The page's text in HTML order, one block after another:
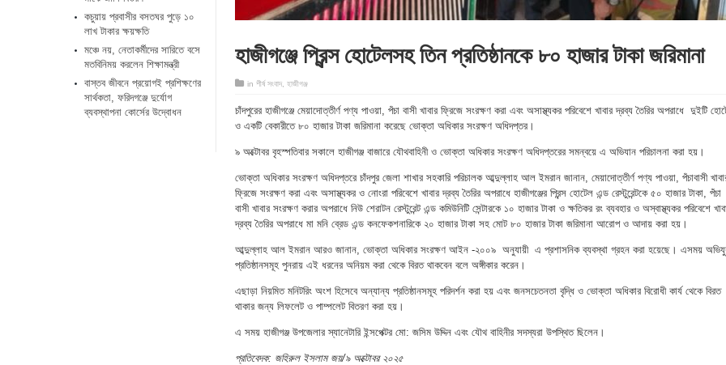
হাজীগঞ্জে প্রিন্স হোটেলসহ তিন প্রতিষ্ঠানকে ৮০ হাজার টাকা জরিমানা
in শীর্ষ সংবাদ হাজীগঞ্জ
চাঁদপুরের হাজীগঞ্জে মেয়াদোত্তীর্ণ পণ্য পাওয়া, পঁচা বাসী খাবার ফ্রিজে সংরক্ষণ করা এবং অসাস্থ্যকর পরিবেশে খাবার দ্রব্য তৈরির অপরাধে দুইটি
ও একটি বেকারীতে ৮০ হাজার টাকা জরিমানা করেছে ভোক্তা অধিকার সংরক্ষণ অধিদপ্তর।
৯ অক্টোবর বৃহস্পতিবার সকালে হাজীগঞ্জ বাজারে যৌথবাহিনী ও ভোক্তা অধিকার সংরক্ষণ অধিদপ্তরের সমন্বয়ে এ অভিযান পরিচালনা করা হয়।
ভোক্তা অধিকার সংরক্ষণ অধিদপ্তরে চাঁদপুর জেলা শাখার সহকারি পরিচালক আব্দুল্লাহ আল ইমরান জানান, মেয়াদোত্তীর্ণ পণ্য পাওয়া, পঁচাবাসী
ফ্রিজে সংরক্ষণ করা এবং অসাস্থ্যকর ও নোংরা পরিবেশে খাবার দ্রব্য তৈরির অপরাধে হাজীগঞ্জের প্রিন্স হোটেল এন্ড রেস্টুরেন্টকে ৫০ হাজার টাকা, পঁচা
বাসী খাবার সংরক্ষণ করার অপরাধে নিউ শেরাটন রেস্টুরেন্ট এন্ড কমিউনিটি সেন্টারকে ১০ হাজার টাকা ও ক্ষতিকর রং ব্যবহার ও অস্বাস্থ্যকর পরিবেশে
দ্রব্য তৈরির অপরাধে মা মনি ব্রেড এন্ড কনফেকশনারিকে ২০ হাজার টাকা সহ মোট ৮০ হাজার টাকা জরিমানা আরোপ ও আদায় করা হয়।
আব্দুল্লাহ আল ইমরান আরও জানান, ভোক্তা অধিকার সংরক্ষণ আইন -২০০৯ অনুযায়ী এ প্রশাসনিক ব্যবস্থা গ্রহন করা হয়েছে। এসময়
প্রতিষ্ঠানসমূহ পুনরায় এই ধরনের অনিয়ম করা থেকে বিরত থাকবেন বলে অঙ্গীকার করেন।
এছাড়া নিয়মিত মনিটরিং অংশ হিসেবে অন্যান্য প্রতিষ্ঠানসমূহ পরিদর্শন করা হয় এবং জনসচেতনতা বৃদ্ধি ও ভোক্তা অধিকার বিরোধী কার্য থেকে বিরত
থাকার জন্য লিফলেট ও পাম্পলেট বিতরণ করা হয়।
এ সময় হাজীগঞ্জ উপজেলার স্যানেটারি ইন্সপেক্টর মো: জসিম উদ্দিন এবং যৌথ বাহিনীর সদস্যরা উপস্থিত ছিলেন।
প্রতিবেদক: জহিরুল ইসলাম জয়/৯ অক্টোবর ২০২৫
কচুয়ায় প্রবাসীর বসতঘর পুড়ে ১০
লাখ টাকার ক্ষয়ক্ষতি
মঞ্চে নয়, নেতাকর্মীদের সারিতে বসে
মতবিনিময় করলেন শিক্ষামন্ত্রী
​বাস্তব জীবনে প্রয়োগই প্রশিক্ষণের
সার্থকতা, ফরিদগঞ্জে দুর্যোগ
ব্যবস্থাপনা কোর্সের উদ্বোধন